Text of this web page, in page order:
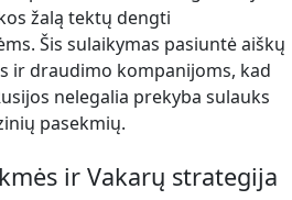
žalą tektų dengti
Šis sulaikymas pasiuntė aiškų
ir draudimo kompanijoms, kad
nelegalia prekyba sulauks
pasekmių.
ir Vakarų strategija